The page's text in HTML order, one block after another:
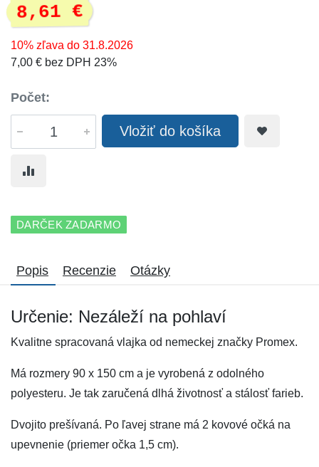
8,61 €
10% zľava do 31.8.2026
7,00 € bez DPH 23%
Počet:
Vložiť do košíka
DARČEK ZADARMO
Popis Recenzie Otázky
Určenie: Nezáleží na pohlaví
Kvalitne spracovaná vlajka od nemeckej značky Promex.
Má rozmery 90 x 150 cm a je vyrobená z odolného
polyesteru. Je tak zaručená dlhá životnosť a stálosť farieb.
Dvojito prešívaná. Po ľavej strane má 2 kovové očká na
upevnenie (priemer očka 1,5 cm).